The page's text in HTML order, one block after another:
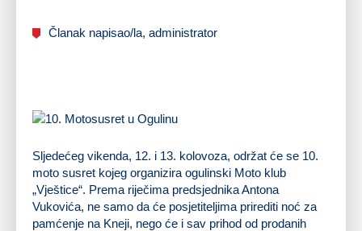
Članak napisao/la, administrator
Sljedećeg vikenda, 12. i 13. kolovoza, održat će se 10.
moto susret kojeg organizira ogulinski Moto klub
„Vještice“. Prema riječima predsjednika Antona
Vukovića, ne samo da će posjetiteljima prirediti noć za
pamćenje na Kneji, nego će i sav prihod od prodanih